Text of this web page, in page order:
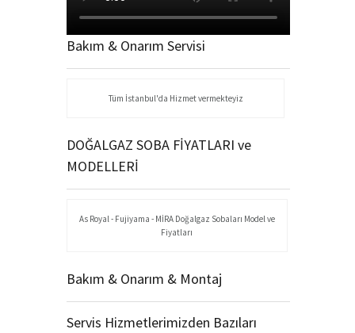
Bakım & Onarım Servisi
Tüm İstanbul'da Hizmet vermekteyiz
DOĞALGAZ SOBA FİYATLARI ve
MODELLERİ
As Royal - Fujiyama - MİRA Doğalgaz Sobaları Model ve
Fiyatları
Bakım & Onarım & Montaj
Servis Hizmetlerimizden Bazıları